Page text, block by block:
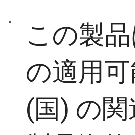
この製
の適用
(国) の関